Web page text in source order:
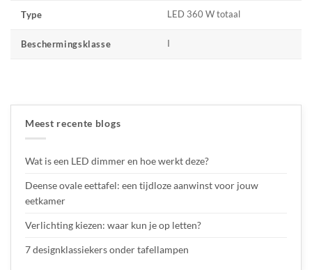
Type LED 360 W totaal
Beschermingsklasse
Meest recente blogs
Wat is een LED dimmer en hoe werkt deze?
Deense ovale eettafel: een tijdloze aanwinst voor jouw
eetkamer
Verlichting kiezen: waar kun je op letten?
7 designklassiekers onder tafellampen